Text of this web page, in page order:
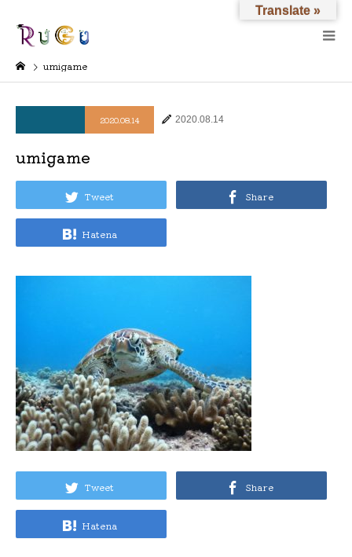
umigame
2020.08.14 2020.08.14
umigame
Tweet Share
Hatena
Tweet Share
Hatena
Translate »